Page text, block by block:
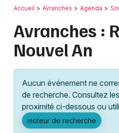
Publier un événement
Grands événements
Activité & Expérience
Manifestations
Bordeaux
Colmar
Lille
Lyon
Marseille
Mulhouse
Retour
Accueil Avranches Agenda
Avranches :
Nouvel An
Aucun événement ne
de recherche. Consultez
proximité ci-dessous ou
moteur de recherche
Où ?
Basse-Normandie
Partout
Changer de lieu
Aujourd'hui
Demain Ce